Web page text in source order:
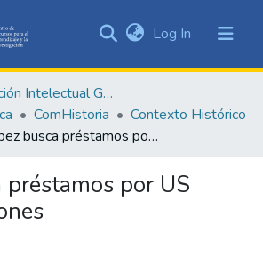
&
Collections
All of DSpace
Statistics
Log In (current)
E. Producción Intelectual General
ComHistoria
Contexto Histórico
López busca préstamos por US $4.650 millones
préstamos por US